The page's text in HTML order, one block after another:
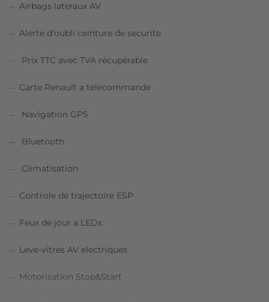
Airbags lateraux AV
Alerte d'oubli ceinture de securite
Prix TTC avec TVA récupérable
Carte Renault a telecommande
Navigation GPS
Bluetooth
Climatisation
Controle de trajectoire ESP
Feux de jour a LEDs
Leve-vitres AV electriques
Motorisation Stop&Start